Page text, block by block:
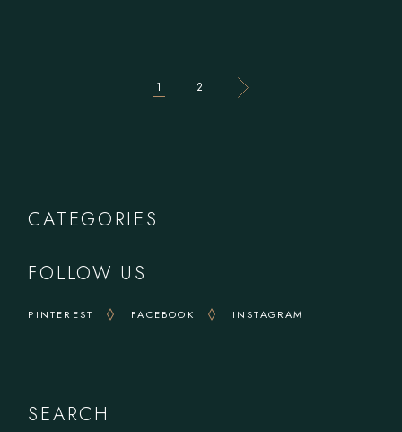
1 2
CATEGORIES
FOLLOW US
PINTEREST FACEBOOK INSTAGRAM
SEARCH